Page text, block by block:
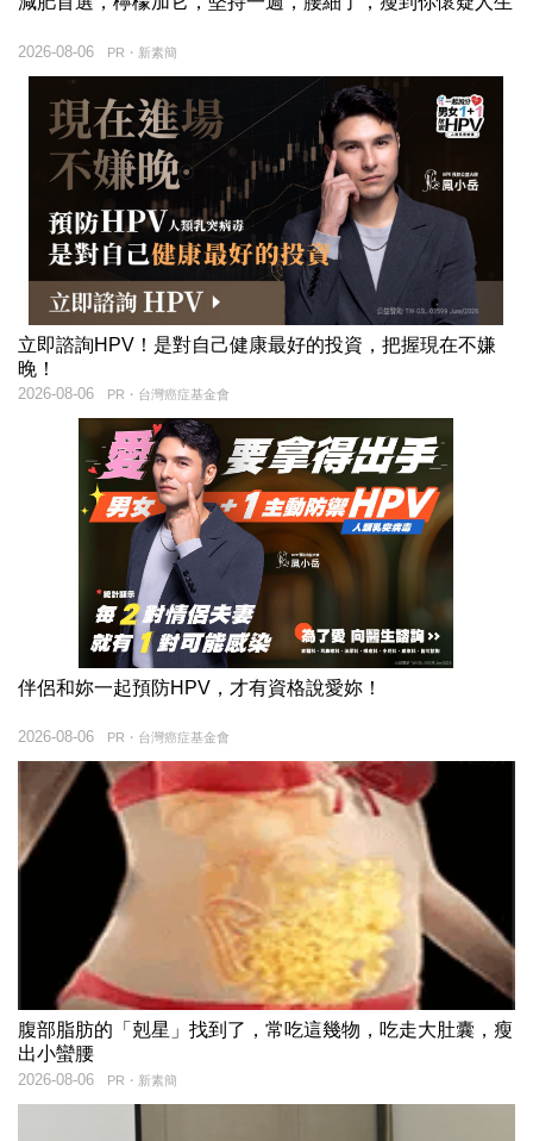
PR・新素簡
2026-08-06
立即諮詢HPV！是對自己健康最好的投資，把握現在不嫌
晚！
PR・台灣癌症基金會
2026-08-06
伴侶和妳一起預防HPV，才有資格說愛妳！
PR・台灣癌症基金會
2026-08-06
腹部脂肪的「剋星」找到了，常吃這幾物，吃走大肚囊，瘦
出小蠻腰
PR・新素簡
2026-08-06